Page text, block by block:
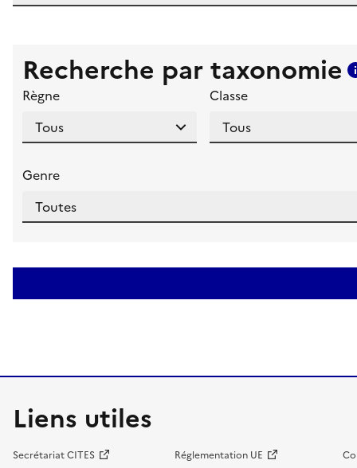
Recherche par taxonomie
Règne Classe
Genre
Liens utiles
Secrétariat CITES Réglementation UE